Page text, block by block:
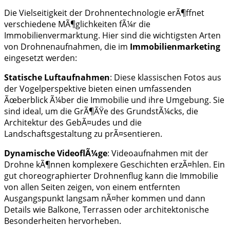
Die Vielseitigkeit der Drohnentechnologie erÃ¶ffnet
verschiedene MÃ¶glichkeiten fÃ¼r die
Immobilienvermarktung. Hier sind die wichtigsten Arten
von Drohnenaufnahmen, die im Immobilienmarketing
eingesetzt werden:
Statische Luftaufnahmen: Diese klassischen Fotos aus
der Vogelperspektive bieten einen umfassenden
Ãœberblick Ã¼ber die Immobilie und ihre Umgebung. Sie
sind ideal, um die GrÃ¶ÃŸe des GrundstÃ¼cks, die
Architektur des GebÃ¤udes und die
Landschaftsgestaltung zu prÃ¤sentieren.
Dynamische VideoflÃ¼ge: Videoaufnahmen mit der
Drohne kÃ¶nnen komplexere Geschichten erzÃ¤hlen. Ein
gut choreographierter Drohnenflug kann die Immobilie
von allen Seiten zeigen, von einem entfernten
Ausgangspunkt langsam nÃ¤her kommen und dann
Details wie Balkone, Terrassen oder architektonische
Besonderheiten hervorheben.